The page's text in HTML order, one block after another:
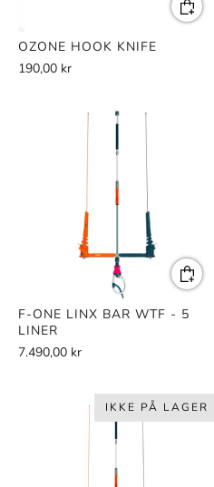
OZONE HOOK KNIFE
190,00 kr
F-ONE LINX BAR WTF - 5
LINER
7.490,00 kr
IKKE PÅ LAGER